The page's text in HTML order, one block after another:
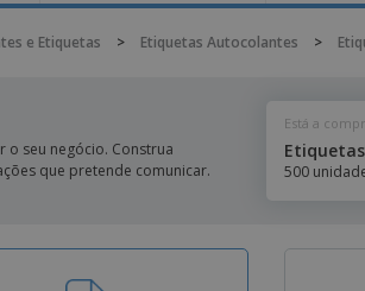
Tendências
takeaway
Autocolantes, Vinis e
Cartazes
Expositores
Posters
Novos
de
Descartáveis
Relógios de
Medalhas
e Etiquetas > Etiquetas Autocolantes >
o seu negócio. Construa
que pretende comunicar.
Está a
500